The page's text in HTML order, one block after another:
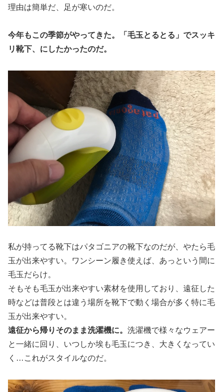
理由は簡単だ、足が寒いのだ。
今年もこの季節がやってきた。「毛玉とるとる」でスッキ
リ靴下、にしたかったのだ。
私が持ってる靴下はパタゴニアの靴下なのだが、やたら毛
玉が出来やすい。ワンシーン履き使えば、あっという間に
毛玉だらけ。
そもそも毛玉が出来やすい素材を使用しており、遠征した
時などは普段とは違う場所を靴下で動く場合が多く特に毛
玉が出来やすい。
遠征から帰りそのまま洗濯機に。 洗濯機で様々なウェアー
と一緒に回り、いつしか埃も毛玉につき、大きくなってい
く…これがスタイルなのだ。